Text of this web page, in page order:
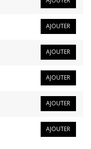
AJOUTER
AJOUTER
AJOUTER
AJOUTER
AJOUTER